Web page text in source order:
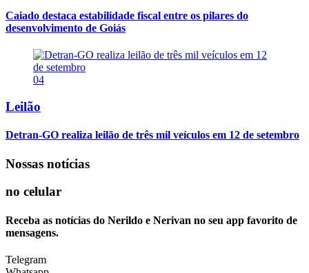
Caiado destaca estabilidade fiscal entre os pilares do
desenvolvimento de Goiás
04
Leilão
Detran-GO realiza leilão de três mil veículos em 12 de setembro
Nossas notícias
no celular
Receba as notícias do Nerildo e Nerivan no seu app favorito de
mensagens.
Telegram